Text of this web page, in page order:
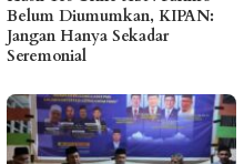
Belum Diumumkan, KIPAN:
Jangan Hanya Sekadar
Seremonial